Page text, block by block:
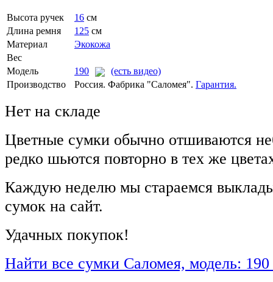
Высота ручек 16 см
Длина ремня
125 см
Материал
Экокожа
Вес
Модель
190
(есть видео)
Производство
Россия. Фабрика "Саломея". Гарантия.
Нет на складе
Цветные сумки обычно отшиваются
редко шьются повторно в тех же
Каждую неделю мы стараемся
сумок на сайт.
Удачных покупок!
Найти все сумки Саломея, модель: